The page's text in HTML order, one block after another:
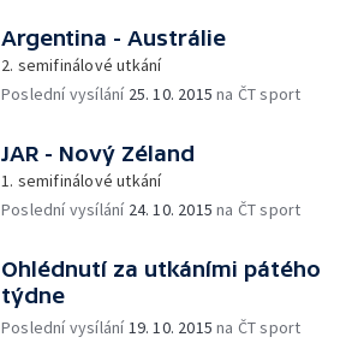
Argentina - Austrálie
2. semifinálové utkání
Poslední vysílání 25. 10. 2015 na ČT sport
JAR - Nový Zéland
1. semifinálové utkání
Poslední vysílání 24. 10. 2015 na ČT sport
Ohlédnutí za utkáními pátého
týdne
Poslední vysílání19. 10. 2015 na ČT sport